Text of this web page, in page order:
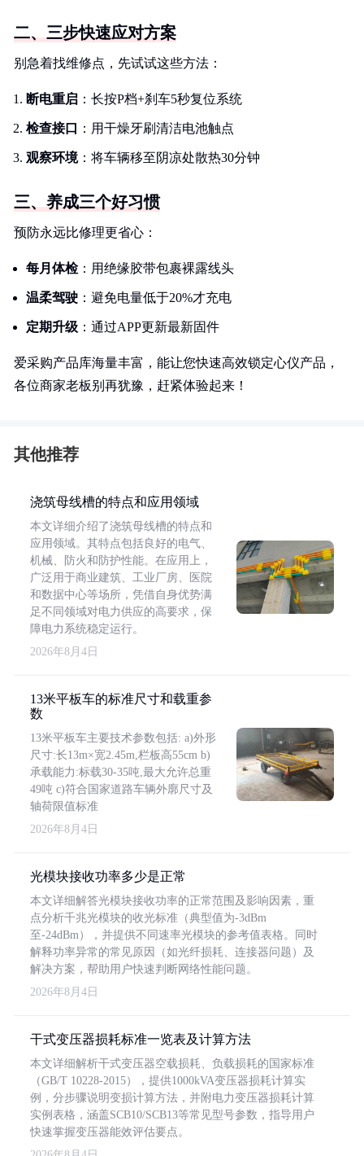
二、三步快速应对方案
别急着找维修点，先试试这些方法：
断电重启 ：长按P档+刹车5秒复位系统
检查接口 ：用干燥牙刷清洁电池触点
观察环境：将车辆移至阴凉处散热30分钟
三、养成三个好习惯
预防永远比修理更省心：
每月体检：用绝缘胶带包裹裸露线头
温柔驾驶 ：避免电量低于20%才充电
定期升级 ：通过APP更新最新固件
爱采购产品库海量丰富，能让您快速高效锁定心仪产品，
各位商家老板别再犹豫，赶紧体验起来！
其他推荐
浇筑母线槽的特点和应用领域
本文详细介绍了浇筑母线槽的特点和
应用领域。其特点包括良好的电气、
机械、防火和防护性能。在应用上，
广泛用于商业建筑、工业厂房、医院
和数据中心等场所，凭借自身优势满
足不同领域对电力供应的高要求，保
障电力系统稳定运行。
2026年8月4日
13米平板车的标准尺寸和载重参
数
13米平板车主要技术参数包括: a)外形
尺寸:长13m×宽2.45m,栏板高55cm b)
承载能力:标载30-35吨,最大允许总重
49吨 c)符合国家道路车辆外廓尺寸及
轴荷限值标准
2026年8月4日
光模块接收功率多少是正常
本文详细解答光模块接收功率的正常范围及影响因素，重
点分析千兆光模块的收光标准（典型值为-3dBm
至-24dBm），并提供不同速率光模块的参考值表格。同时
解释功率异常的常见原因（如光纤损耗、连接器问题）及
解决方案，帮助用户快速判断网络性能问题。
2026年8月4日
干式变压器损耗标准一览表及计算方法
本文详细解析干式变压器空载损耗、负载损耗的国家标准
（GB/T 10228-2015），提供1000kVA变压器损耗计算实
例，分步骤说明变损计算方法，并附电力变压器损耗计算
实例表格，涵盖SCB10/SCB13等常见型号参数，指导用户
快速掌握变压器能效评估要点。